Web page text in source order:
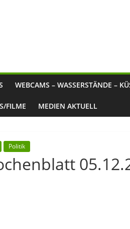
WEBCAMS – WASSERSTÄNDE –
FILME MEDIEN AKTUELL
Politik